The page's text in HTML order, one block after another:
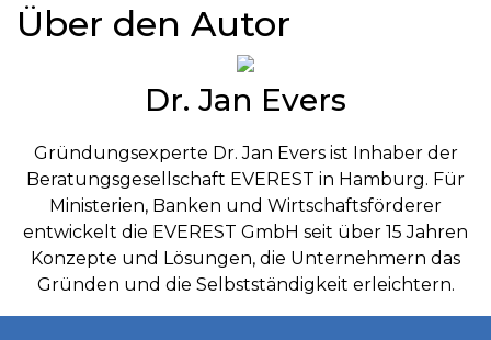
Über den Autor
Dr. Jan Evers
Gründungsexperte Dr. Jan Evers ist Inhaber der
Beratungsgesellschaft EVEREST in Hamburg. Für
Ministerien, Banken und Wirtschaftsförderer
entwickelt die EVEREST GmbH seit über 15 Jahren
Konzepte und Lösungen, die Unternehmern das
Gründen und die Selbstständigkeit erleichtern.